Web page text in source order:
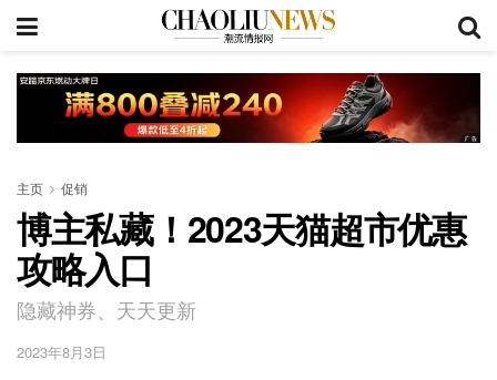
主页 促销
博主私藏！2023天猫超市优惠
攻略入口
隐藏神券、天天更新
2023年8月3日